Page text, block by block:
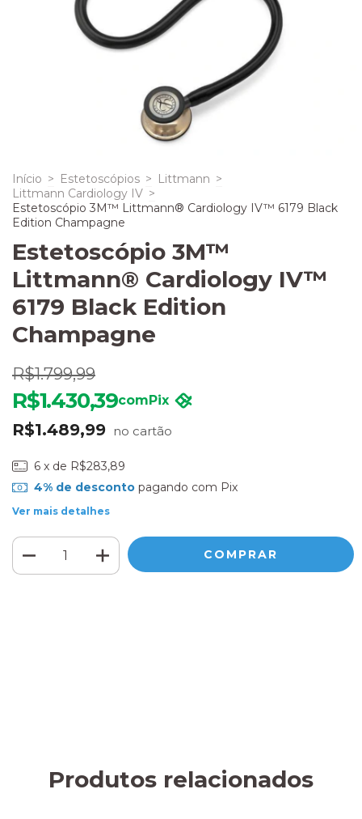
Início > Estetoscópios > Littmann >
Littmann Cardiology IV >
Estetoscópio 3M™ Littmann® Cardiology IV™ 6179 Black
Edition Champagne
Estetoscópio 3M™
Littmann® Cardiology IV™
6179 Black Edition
Champagne
R$1.799,99
R$1.489,99
R$1.430,39comPix
6 x de R$283,89
4% de descontopagando com Pix
Ver mais detalhes
Produtos relacionados